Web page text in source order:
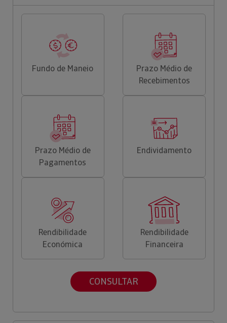
Fundo de Maneio
Prazo Médio de
Recebimentos
Prazo Médio de
Pagamentos
Endividamento
Rendibilidade
Económica
Rendibilidade
Financeira
CONSULTAR